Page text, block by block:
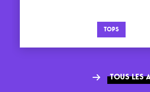
TOPS
TOUS LES